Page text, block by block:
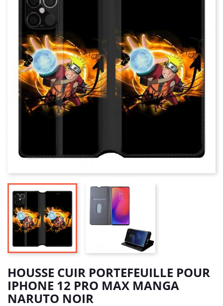
HOUSSE CUIR PORTEFEUILLE POUR
IPHONE 12 PRO MAX MANGA
NARUTO NOIR